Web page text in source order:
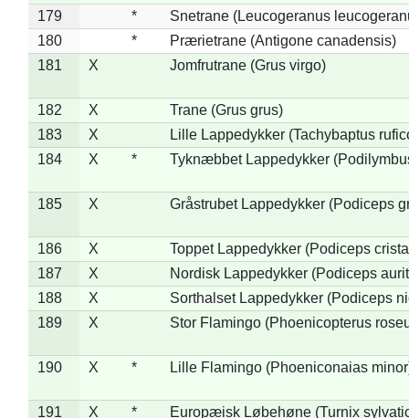
179
*
Snetrane (Leucogeranus
180
*
Prærietrane (Antigone canadensis)
181
X Jomfrutrane (Grus virgo)
182 X
Trane (Grus grus)
183
X
Lille Lappedykker (Tachybaptus
184
X * Tyknæbbet Lappedykker
185 X Gråstrubet Lappedykker (Podiceps
186 X
Toppet Lappedykker (Podiceps
187
X
Nordisk Lappedykker (Podiceps
188
X
Sorthalset Lappedykker (Podiceps
189
X Stor Flamingo (Phoenicopterus
190 X * Lille Flamingo (Phoeniconaias
191 X * Europæisk Løbehøne (Turnix